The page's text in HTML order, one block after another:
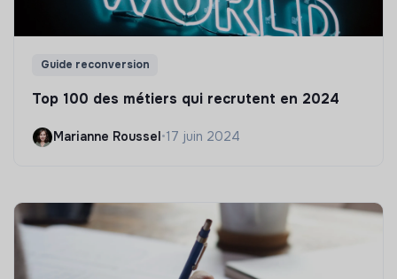
Guide reconversion
Top 100 des métiers qui recrutent en 2024
Marianne Roussel•17 juin 2024